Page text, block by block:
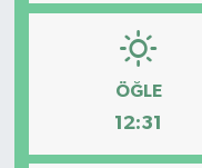
ÖĞLE
12:31